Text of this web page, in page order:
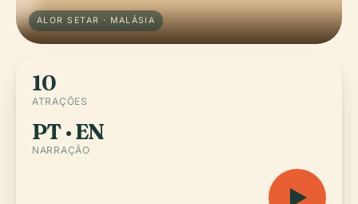
ALOR SETAR · MALÁSIA
10
ATRAÇÕES
PT · EN
NARRAÇÃO